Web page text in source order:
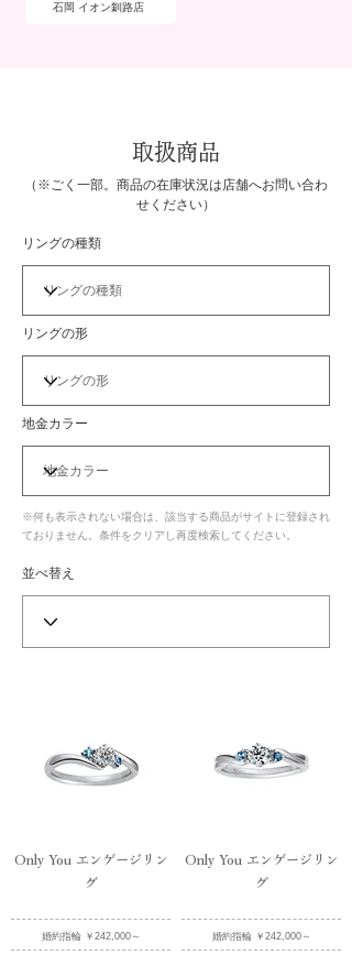
石岡 イオン釧路店
取扱商品
（※ごく一部。商品の在庫状況は店舗へお問い合わ
せください）
リングの種類
リングの形
地金カラー
※何も表示されない場合は、該当する商品がサイトに登録され
ておりません。条件をクリアし再度検索してください。
並べ替え
Only You エンゲージリン
グ
婚約指輪 ￥242,000～
Only You エンゲージリン
グ
婚約指輪 ￥242,000～